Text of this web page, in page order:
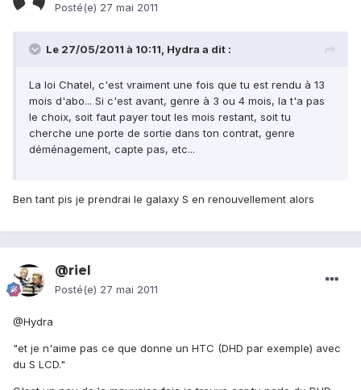
Posté(e) 27 mai 2011
Le 27/05/2011 à 10:11, Hydra a dit :
La loi Chatel, c'est vraiment une fois que tu est rendu à 13
mois d'abo... Si c'est avant, genre à 3 ou 4 mois, la t'a pas
le choix, soit faut payer tout les mois restant, soit tu
cherche une porte de sortie dans ton contrat, genre
déménagement, capte pas, etc...
Ben tant pis je prendrai le galaxy S en renouvellement alors
@riel
Posté(e) 27 mai 2011
@Hydra
"et je n'aime pas ce que donne un HTC (DHD par exemple) avec
du S LCD."